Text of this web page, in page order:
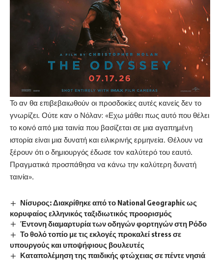
Το αν θα επιβεβαιωθούν οι προσδοκίες αυτές κανείς δεν το
γνωρίζει. Ούτε καν ο Νόλαν: «Εχω μάθει πως αυτό που θέλει
το κοινό από μια ταινία που βασίζεται σε μια αγαπημένη
ιστορία είναι μια δυνατή και ειλικρινής ερμηνεία. Θέλουν να
ξέρουν ότι ο δημιουργός έδωσε τον καλύτερό του εαυτό.
Πραγματικά προσπάθησα να κάνω την καλύτερη δυνατή
ταινία».
Νίσυρος: Διακρίθηκε από το National Geographic ως
κορυφαίος ελληνικός ταξιδιωτικός προορισμός
Έντονη διαμαρτυρία των οδηγών φορτηγών στη Ρόδο
Το θολό τοπίο με τις εκλογές προκαλεί stress σε
υπουργούς και υποψήφιους βουλευτές
Καταπολέμηση της παιδικής φτώχειας σε πέντε νησιά